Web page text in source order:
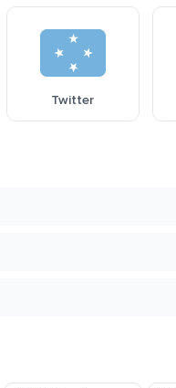
Twitter